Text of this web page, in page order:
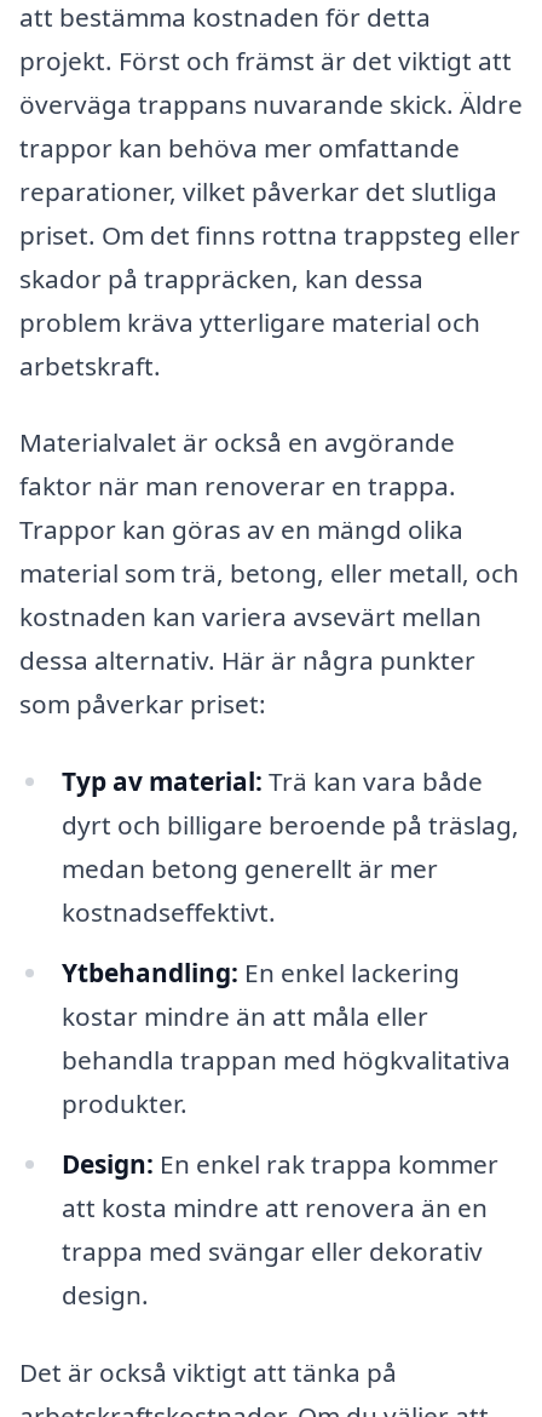
att bestämma kostnaden för detta
projekt. Först och främst är det viktigt att
överväga trappans nuvarande skick. Äldre
trappor kan behöva mer omfattande
reparationer, vilket påverkar det slutliga
priset. Om det finns rottna trappsteg eller
skador på trappräcken, kan dessa
problem kräva ytterligare material och
arbetskraft.
Materialvalet är också en avgörande
faktor när man renoverar en trappa.
Trappor kan göras av en mängd olika
material som trä, betong, eller metall, och
kostnaden kan variera avsevärt mellan
dessa alternativ. Här är några punkter
som påverkar priset:
Typ av material: Trä kan vara både
dyrt och billigare beroende på träslag,
medan betong generellt är mer
kostnadseffektivt.
Ytbehandling: En enkel lackering
kostar mindre än att måla eller
behandla trappan med högkvalitativa
produkter.
Design: En enkel rak trappa kommer
att kosta mindre att renovera än en
trappa med svängar eller dekorativ
design.
Det är också viktigt att tänka på